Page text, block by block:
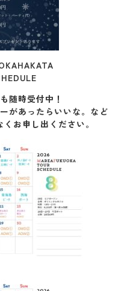
随時受付中！
があったらいいな。など
お申し出ください。